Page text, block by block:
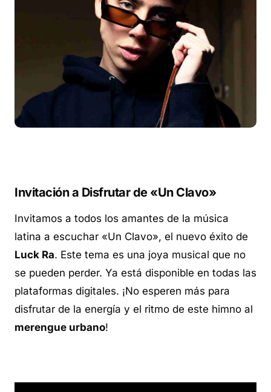
Invitación a Disfrutar de «Un Clavo»
Invitamos a todos los amantes de la música
latina a escuchar «Un Clavo», el nuevo éxito de
Luck Ra. Este tema es una joya musical que no
se pueden perder. Ya está disponible en todas las
plataformas digitales. ¡No esperen más para
disfrutar de la energía y el ritmo de este himno al
merengue urbano!